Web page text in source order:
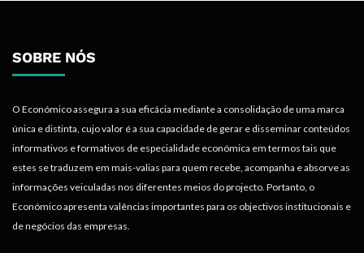
SOBRE NÓS
O Económico assegura a sua eficácia mediante a consolidação de uma marca
única e distinta, cujo valor é a sua capacidade de gerar e disseminar conteúdos
informativos e formativos de especialidade económica em termos tais que
estes se traduzem em mais-valias para quem recebe, acompanha e absorve as
informações veiculadas nos diferentes meios do projecto. Portanto, o
Económico apresenta valências importantes para os objectivos institucionais e
de negócios das empresas.